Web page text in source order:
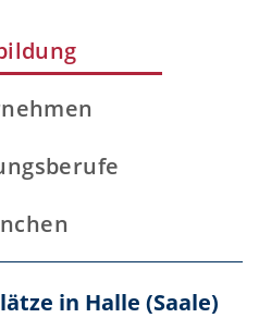
in Halle (Saale)